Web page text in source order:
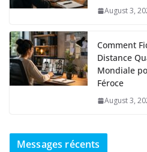
August 3,
Comment
Distance
Mondiale
Féroce
August 3,
Messages récents